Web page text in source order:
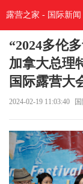
露营之家 - 国际新闻
“2024多伦
加拿大总理
国际露营大
2024-02-19 11:03:40